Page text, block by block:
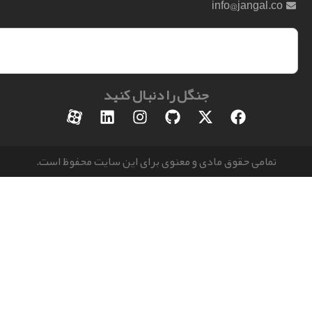
جنگل را دنبال کنید
حقوق مادی و معنوی برای این سایت محفوظ است.